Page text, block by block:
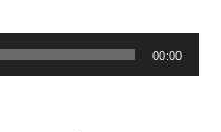
00:00